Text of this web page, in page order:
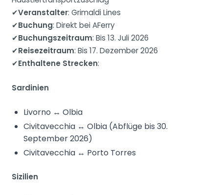
✔Veranstalter: Grimaldi Lines
✔Buchung: Direkt bei AFerry
✔Buchungszeitraum: Bis 13. Juli 2026
✔Reisezeitraum: Bis 17. Dezember 2026
✔Enthaltene Strecken:
Sardinien
Livorno ↔ Olbia
Civitavecchia ↔ Olbia (Abflüge bis 30.
September 2026)
Civitavecchia ↔ Porto Torres
Sizilien